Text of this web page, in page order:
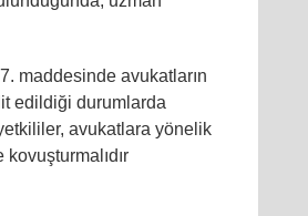
maddesinde avukatların
edildiği durumlarda
avukatlara yönelik
kovuşturmalıdır